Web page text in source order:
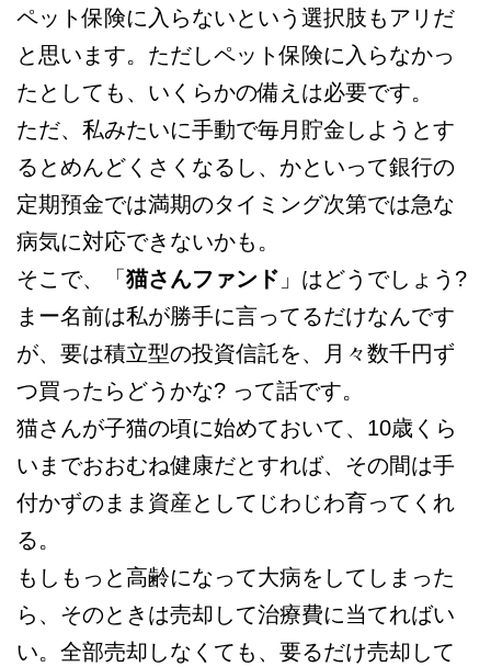
ペット保険に入らないという選択肢もアリだ
と思います。ただしペット保険に入らなかっ
たとしても、いくらかの備えは必要です。
ただ、私みたいに手動で毎月貯金しようとす
るとめんどくさくなるし、かといって銀行の
定期預金では満期のタイミング次第では急な
病気に対応できないかも。
そこで、「猫さんファンド 」はどうでしょう?
まー名前は私が勝手に言ってるだけなんです
が、要は積立型の投資信託を、月々数千円ず
つ買ったらどうかな? って話です。
猫さんが子猫の頃に始めておいて、10歳くら
いまでおおむね健康だとすれば、その間は手
付かずのまま資産としてじわじわ育ってくれ
る。
もしもっと高齢になって大病をしてしまった
ら、そのときは売却して治療費に当てればい
い。全部売却しなくても、要るだけ売却して